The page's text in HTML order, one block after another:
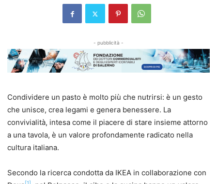
- pubblicità -
Condividere un pasto è molto più che nutrirsi: è un gesto
che unisce, crea legami e genera benessere. La
convivialità, intesa come il piacere di stare insieme attorno
a una tavola, è un valore profondamente radicato nella
cultura italiana.
Secondo la ricerca condotta da IKEA in collaborazione con